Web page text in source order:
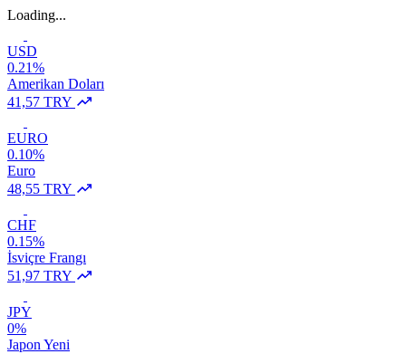
Loading...
USD
0.21%
Amerikan Doları
41,57 TRY
EURO
0.10%
Euro
48,55 TRY
CHF
0.15%
İsviçre Frangı
51,97 TRY
JPY
0%
Japon Yeni